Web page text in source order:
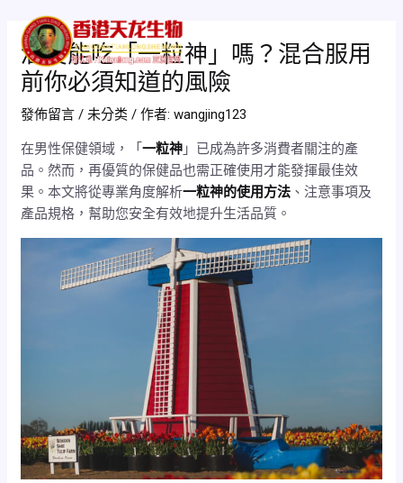
酒後能吃「一粒神」嗎？混合服用
前你必須知道的風險
發佈留言 / 未分类 / 作者:wangjing123
在男性保健領域，「一粒神 」已成為許多消費者關注的產
品。然而，再優質的保健品也需正確使用才能發揮最佳效
果。本文將從專業角度解析一粒神的使用方法 、注意事項及
產品規格，幫助您安全有效地提升生活品質。
navigation